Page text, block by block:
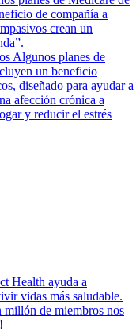
de compañía a
crean un
Algunos planes de
un beneficio
diseñado para ayudar a
afección crónica a
y reducir el estrés
Health ayuda a
vidas más saludable.
millón de miembros nos